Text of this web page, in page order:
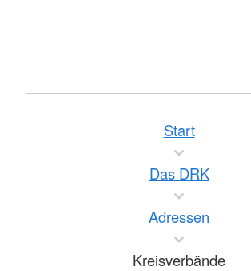
Start
Das DRK
Adressen
Kreisverbände